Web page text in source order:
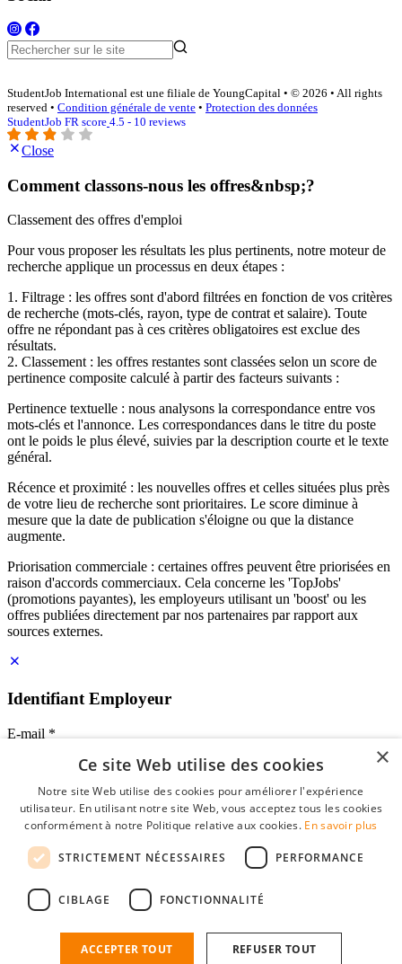
StudentJob International est une filiale de YoungCapital • © 2026 • All rights
reserved • Condition générale de vente • Protection des données
StudentJob FR score 4.5 - 10 reviews
Close
Comment classons-nous les offres&nbsp;?
Classement des offres d'emploi
Pour vous proposer les résultats les plus pertinents, notre moteur de
recherche applique un processus en deux étapes :
1. Filtrage : les offres sont d'abord filtrées en fonction de vos critères
de recherche (mots-clés, rayon, type de contrat et salaire). Toute
offre ne répondant pas à ces critères obligatoires est exclue des
résultats.
2. Classement : les offres restantes sont classées selon un score de
pertinence composite calculé à partir des facteurs suivants :
Pertinence textuelle : nous analysons la correspondance entre vos
mots-clés et l'annonce. Les correspondances dans le titre du poste
ont le poids le plus élevé, suivies par la description courte et le texte
général.
Récence et proximité : les nouvelles offres et celles situées plus près
de votre lieu de recherche sont prioritaires. Le score diminue à
mesure que la date de publication s'éloigne ou que la distance
augmente.
Priorisation commerciale : certaines offres peuvent être priorisées en
raison d'accords commerciaux. Cela concerne les 'TopJobs'
(promotions payantes), les employeurs utilisant un 'boost' ou les
offres publiées directement par nos partenaires par rapport aux
sources externes.
Identifiant Employeur
E-mail *
Mot de passe
se souvenir de moi
mot de passe oublié?
Profil Employeur gratuit
Vous pouvez vous connecter sur StudentJob si vous avez créé un
n'est plus qu'à quelques clics.
×
Ce site Web utilise des cookies
Notre site Web utilise des cookies pour améliorer l'expérience
utilisateur. En utilisant notre site Web, vous acceptez tous les cookies
conformément à notre Politique relative aux cookies. En savoir plus
STRICTEMENT NÉCESSAIRES PERFORMANCE
CIBLAGE FONCTIONNALITÉ
ACCEPTER TOUT REFUSER TOUT